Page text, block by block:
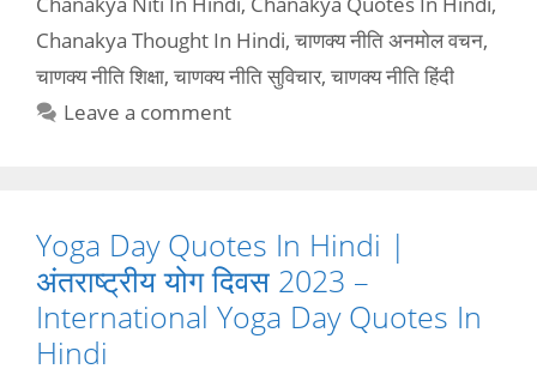
Chanakya Thought In Hindi, चाणक्य नीति अनमोल वचन,
चाणक्य नीति शिक्षा, चाणक्य नीति सुविचार, चाणक्य नीति हिंदी
Leave a comment
Yoga Day Quotes In Hindi |
अंतराष्ट्रीय योग दिवस 2023 –
International Yoga Day Quotes In
Hindi